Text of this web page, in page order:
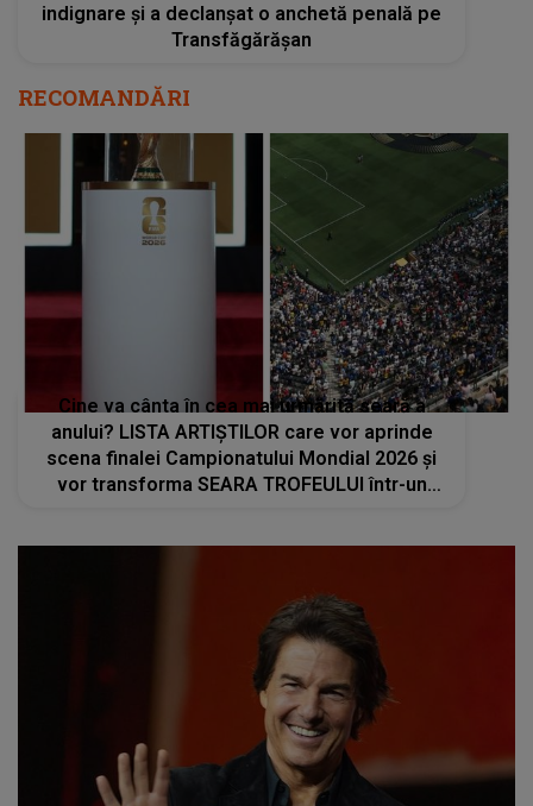
indignare și a declanșat o anchetă penală pe
Transfăgărășan
RECOMANDĂRI
Cine va cânta în cea mai urmărită seară a
anului? LISTA ARTIȘTILOR care vor aprinde
scena finalei Campionatului Mondial 2026 și
vor transforma SEARA TROFEULUI într-un